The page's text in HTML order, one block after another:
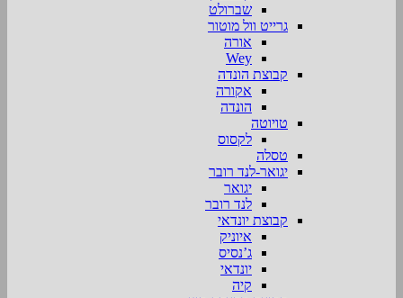
שברולט
גרייט וול מוטור
אורה
Wey
קבוצת הונדה
אקורה
הונדה
טויוטה
לקסוס
טסלה
יגואר-לנד רובר
יגואר
לנד רובר
קבוצת יונדאי
איוניק
ג’נסיס
יונדאי
קיה